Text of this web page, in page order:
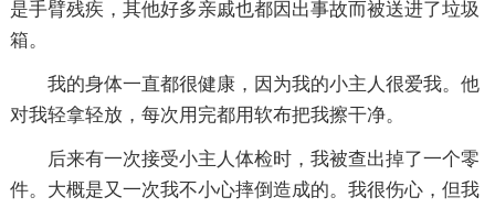
是手臂残疾，其他好多亲戚也都因出事故而被送进了垃圾
箱。
我的身体一直都很健康，因为我的小主人很爱我。他
对我轻拿轻放，每次用完都用软布把我擦干净。
后来有一次接受小主人体检时，我被查出掉了一个零
件。大概是又一次我不小心摔倒造成的。我很伤心，但我